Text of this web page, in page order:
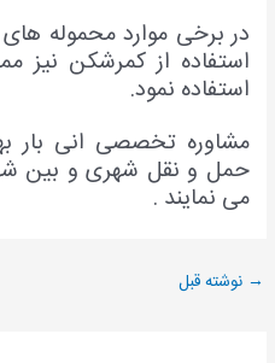
برخی موارد محموله های
از کمرشکن نیز
نمود.
تخصصی انی بار
و نقل شهری و بین شهری
نمایند .
نوشته قبل